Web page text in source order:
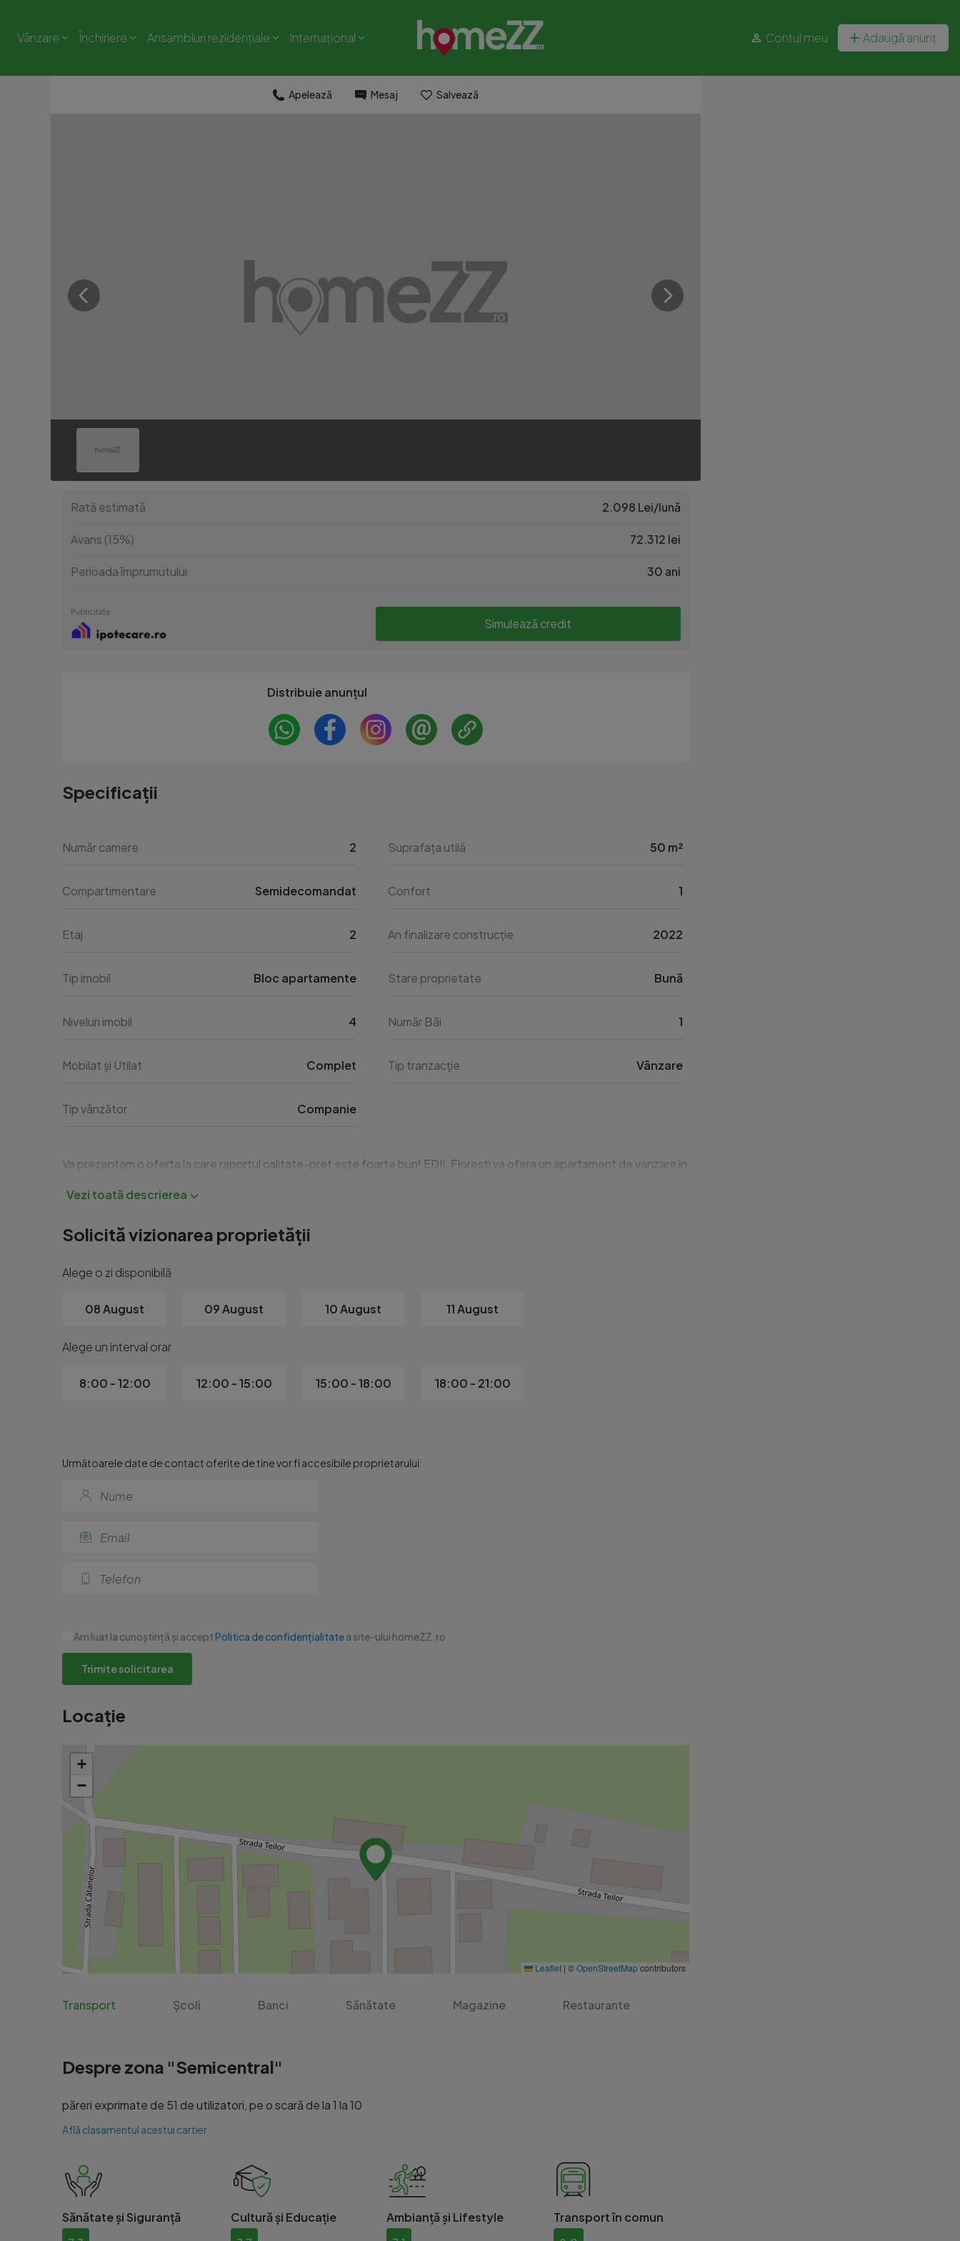
Vânzare Închiriere Ansambluri rezidențiale Internațional Contul meu Adaugă anunț
Apelează Mesaj Salvează
Rată estimată 2.098 Lei/lună
Avans (15%) 72.312 lei
Perioada împrumutului 30 ani
Publicitate
Simulează credit
Distribuie anunțul
Specificații
Număr camere 2 Suprafața utilă 50 m²
Compartimentare Semidecomandat Confort 1
Etaj 2 An finalizare construcție 2022
Tip imobil Bloc apartamente Stare proprietate Bună
Niveluri imobil 4 Număr Băi 1
Mobilat și Utilat Complet Tip tranzacție Vânzare
Tip vânzător Companie
Va prezentam o oferta la care raportul calitate-pret este foarte bun! EDIL Floresti va ofera un apartament de vanzare in localitatea FLORESTI, zona Teilor, in apropiere
Solicită vizionarea proprietății
Alege o zi disponibilă
08 August 09 August 10 August 11 August
Alege un interval orar
8:00 - 12:00 12:00 - 15:00 15:00 - 18:00 18:00 - 21:00
Următoarele date de contact oferite de tine vor fi accesibile proprietarului:
Am luat la cunoștință și acceptPolitica de confidențialitatea site-ului homeZZ.ro
Trimite solicitarea
Locație
+
−
Leaflet | ©OpenStreetMapcontributors
Transport Școli Banci Sănătate Magazine Restaurante
Despre zona "Semicentral"
păreri exprimate de 51 de utilizatori, pe o scară de la 1 la 10
Află clasamentul acestui cartier
Sănătate și Siguranță
Cultură și Educație
Ambianță și Lifestyle
Transport în comun